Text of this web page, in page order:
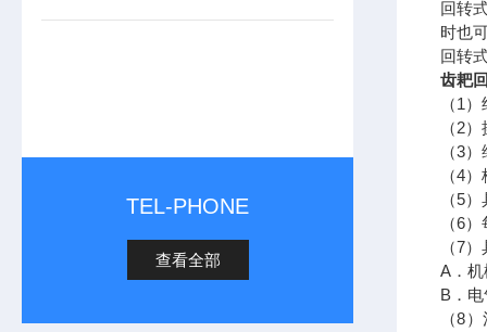
TEL-PHONE
查看全部
回转
时也
回转
齿耙
（1
（2
（3
（4
（5
（6
（7
A．
B．
（8